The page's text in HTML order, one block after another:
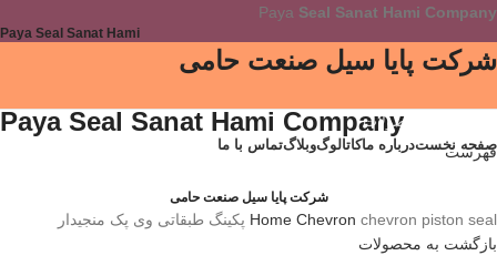
Paya Seal Sanat Hami Company
شرکت پایا سیل صنعت حامی
Paya Seal Sanat Hami Company
فهرست
شرکت پایا سیل صنعت حامی
دسته بندی محصولات
صفحه نخستدرباره ماکاتالوگوبلاگتماس با ما
Home Chevron chevron piston seal پکینگ طبقاتی وی پک منجیدار
بازگشت به محصولات